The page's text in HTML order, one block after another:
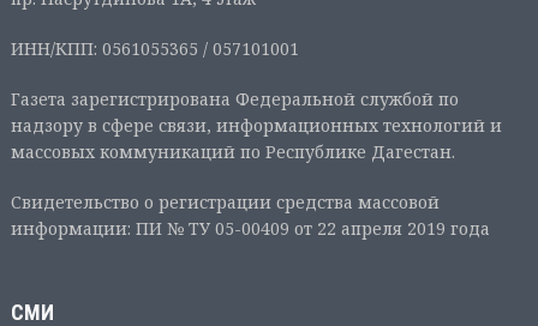
ИНН/КПП: 0561055365 / 057101001
Газета зарегистрирована Федеральной службой по
надзору в сфере связи, информационных технологий и
массовых коммуникаций по Республике Дагестан.
Свидетельство о регистрации средства массовой
информации: ПИ № ТУ 05-00409 от 22 апреля 2019 года
СМИ